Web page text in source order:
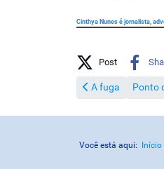
Cinthya Nunes é jornalista,
Share on
Post
Artigo anterior: A
A fuga Ponto
Você está aqui: Início